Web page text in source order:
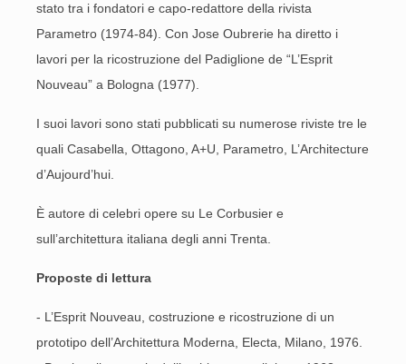
stato tra i fondatori e capo-redattore della rivista
Parametro (1974-84). Con Jose Oubrerie ha diretto i
lavori per la ricostruzione del Padiglione de “L’Esprit
Nouveau” a Bologna (1977).
I suoi lavori sono stati pubblicati su numerose riviste tre le
quali Casabella, Ottagono, A+U, Parametro, L’Architecture
d’Aujourd’hui.
È autore di celebri opere su Le Corbusier e
sull’architettura italiana degli anni Trenta.
Proposte di lettura
- L’Esprit Nouveau, costruzione e ricostruzione di un
prototipo dell’Architettura Moderna, Electa, Milano, 1976.